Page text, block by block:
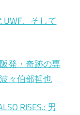
、そして
発・奇跡の専
々伯部哲也
RISES.: 男